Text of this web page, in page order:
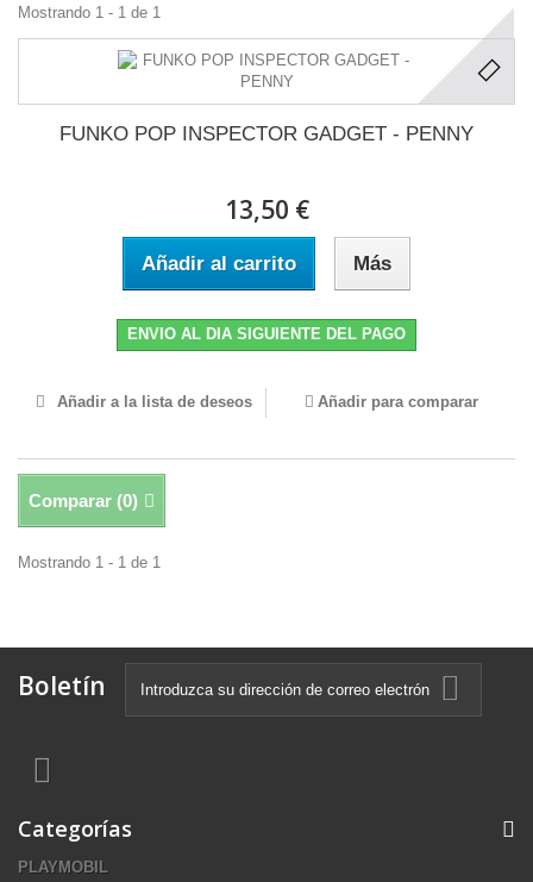
Mostrando 1 - 1 de 1
FUNKO POP INSPECTOR GADGET - PENNY
13,50 €
Añadir al carrito Más
ENVIO AL DIA SIGUIENTE DEL PAGO
Añadir a la lista de deseos Añadir para comparar
Comparar (0)
Mostrando 1 - 1 de 1
Boletín
Categorías
PLAYMOBIL